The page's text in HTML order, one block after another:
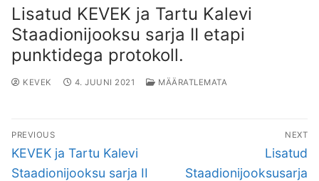
Lisatud KEVEK ja Tartu Kalevi
Staadionijooksu sarja II etapi
punktidega protokoll.
KEVEK 4. JUUNI 2021 MÄÄRATLEMATA
Navigeerimine
PREVIOUS
Previous
post:
KEVEK ja Tartu Kalevi
Staadionijooksu sarja II
NEXT
Next
post:
Lisatud
Staadionijooksusarja